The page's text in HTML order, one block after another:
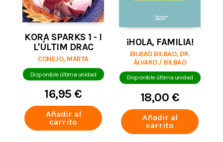
KORA SPARKS 1 - I
L'ÚLTIM DRAC
CONEJO, MARTA
Disponible última unidad
16,95 €
Añadir al
carrito
¡HOLA, FAMILIA!
BILBAO BILBAO, DR.
ÁLVARO / BILBAO
BILBAO, DR. ÁLVARO
Disponible última unidad
18,00 €
Añadir al
carrito